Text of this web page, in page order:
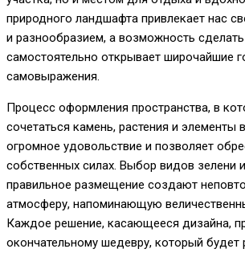
природного ландшафта привлекает нас
и разнообразием, а возможность сделать
самостоятельно открывает широчайшие
самовыражения.
Процесс оформления пространства, в
сочетаться камень, растения и элементы
огромное удовольствие и позволяет
собственных силах. Выбор видов зелени
правильное размещение создают
атмосферу, напоминающую
Каждое решение, касающееся дизайна,
окончательному шедевру, который будет